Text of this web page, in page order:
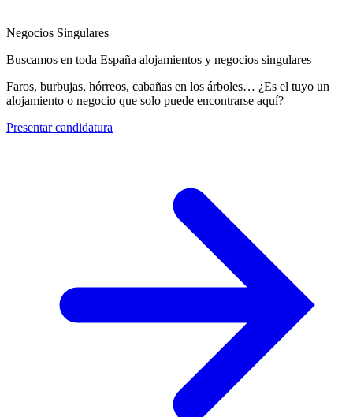
Negocios Singulares
Buscamos en toda España alojamientos y negocios singulares
Faros, burbujas, hórreos, cabañas en los árboles… ¿Es el tuyo un
alojamiento o negocio que solo puede encontrarse aquí?
Presentar candidatura